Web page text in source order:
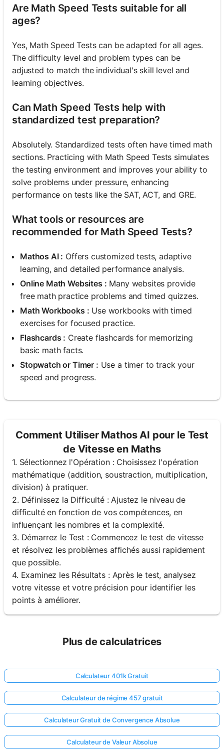
Are Math Speed Tests suitable for all
ages?
Yes, Math Speed Tests can be adapted for all ages.
The difficulty level and problem types can be
adjusted to match the individual's skill level and
learning objectives.
Can Math Speed Tests help with
standardized test preparation?
Absolutely. Standardized tests often have timed math
sections. Practicing with Math Speed Tests simulates
the testing environment and improves your ability to
solve problems under pressure, enhancing
performance on tests like the SAT, ACT, and GRE.
What tools or resources are
recommended for Math Speed Tests?
Mathos AI : Offers customized tests, adaptive
learning, and detailed performance analysis.
Online Math Websites : Many websites provide
free math practice problems and timed quizzes.
Math Workbooks : Use workbooks with timed
exercises for focused practice.
Flashcards : Create flashcards for memorizing
basic math facts.
Stopwatch or Timer : Use a timer to track your
speed and progress.
Comment Utiliser Mathos AI pour le Test
de Vitesse en Maths
1. Sélectionnez l'Opération : Choisissez l'opération
mathématique (addition, soustraction, multiplication,
division) à pratiquer.
2. Définissez la Difficulté : Ajustez le niveau de
difficulté en fonction de vos compétences, en
influençant les nombres et la complexité.
3. Démarrez le Test : Commencez le test de vitesse
et résolvez les problèmes affichés aussi rapidement
que possible.
4. Examinez les Résultats : Après le test, analysez
votre vitesse et votre précision pour identifier les
points à améliorer.
Plus de calculatrices
Calculateur 401k Gratuit
Calculateur de régime 457 gratuit
Calculateur Gratuit de Convergence Absolue
Calculateur de Valeur Absolue